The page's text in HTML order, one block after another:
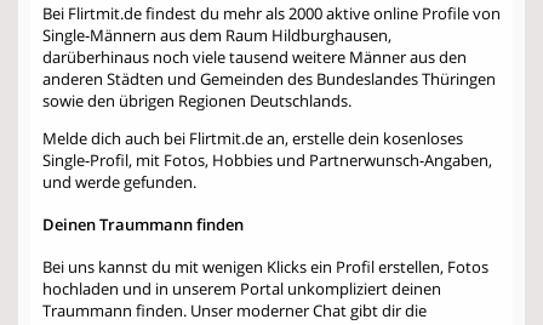
Bei Flirtmit.de findest du mehr als 2000 aktive online Profile von
Single-Männern aus dem Raum Hildburghausen,
darüberhinaus noch viele tausend weitere Männer aus den
anderen Städten und Gemeinden des Bundeslandes Thüringen
sowie den übrigen Regionen Deutschlands.
Melde dich auch bei Flirtmit.de an, erstelle dein kosenloses
Single-Profil, mit Fotos, Hobbies und Partnerwunsch-Angaben,
und werde gefunden.
Deinen Traummann finden
Bei uns kannst du mit wenigen Klicks ein Profil erstellen, Fotos
hochladen und in unserem Portal unkompliziert deinen
Traummann finden. Unser moderner Chat gibt dir die